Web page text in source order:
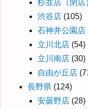
杉並店（閉店
渋谷店 (105)
石神井公園店
立川北店 (54)
立川南店 (30)
自由が丘店
長野県 (124)
安曇野店 (28)